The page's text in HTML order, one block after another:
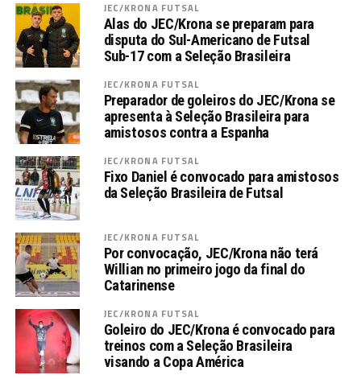
JEC/KRONA FUTSAL
Alas do JEC/Krona se preparam para
disputa do Sul-Americano de Futsal
Sub-17 com a Seleção Brasileira
JEC/KRONA FUTSAL
Preparador de goleiros do JEC/Krona se
apresenta à Seleção Brasileira para
amistosos contra a Espanha
JEC/KRONA FUTSAL
Fixo Daniel é convocado para amistosos
da Seleção Brasileira de Futsal
JEC/KRONA FUTSAL
Por convocação, JEC/Krona não terá
Willian no primeiro jogo da final do
Catarinense
JEC/KRONA FUTSAL
Goleiro do JEC/Krona é convocado para
treinos com a Seleção Brasileira
visando a Copa América